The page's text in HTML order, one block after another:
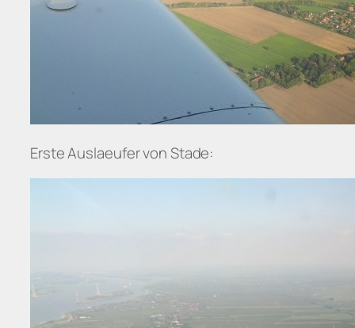
Erste Auslaeufer von Stade: